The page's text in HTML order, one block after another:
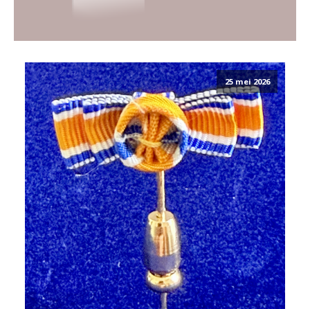
25 mei 2026